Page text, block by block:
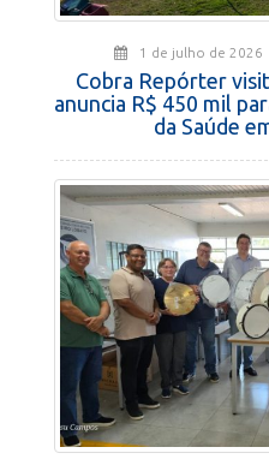
1 de julho de
Cobra Repórter
anuncia R$ 450 mil
da Saúde